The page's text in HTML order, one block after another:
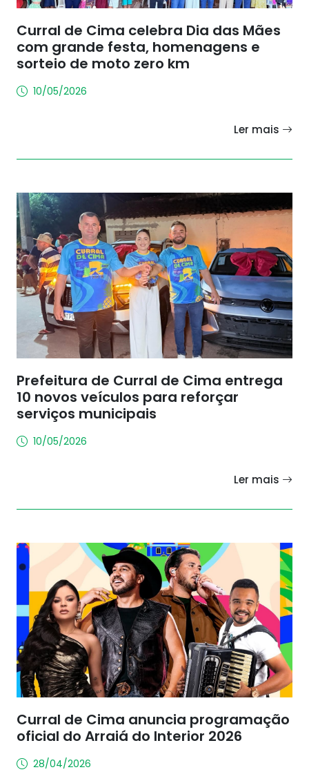
Curral de Cima celebra Dia das Mães
com grande festa, homenagens e
sorteio de moto zero km
10/05/2026
Ler mais
Prefeitura de Curral de Cima entrega
10 novos veículos para reforçar
serviços municipais
10/05/2026
Ler mais
Curral de Cima anuncia programação
oficial do Arraiá do Interior 2026
28/04/2026